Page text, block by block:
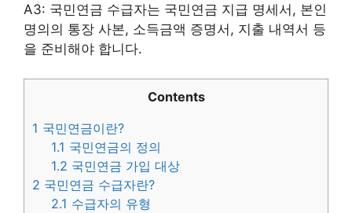
A3: 국민연금 수급자는 국민연금 지급 명세서, 본인
명의의 통장 사본, 소득금액 증명서, 지출 내역서 등
을 준비해야 합니다.
Contents
1 국민연금이란?
1.1 국민연금의 정의
1.2 국민연금 가입 대상
2 국민연금 수급자란?
2.1 수급자의 유형